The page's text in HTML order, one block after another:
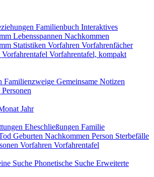
Familienbuch Interaktives
Lebensspannen Nachkommen
Statistiken Vorfahren Vorfahrenfächer
Vorfahrentafel Vorfahrentafel, kompakt
Familienzweige Gemeinsame Notizen
Personen
Jahr
Eheschließungen Familie
Geburten Nachkommen Person Sterbefälle
Vorfahren Vorfahrentafel
Suche Phonetische Suche Erweiterte